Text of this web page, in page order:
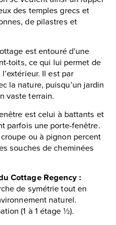
des temples grecs et
de pilastres et
est entouré d’une
toits, ce qui lui permet de
Il est par
la nature, puisqu’un jardin
vaste terrain.
est celui à battants et
parfois une porte-fenêtre.
ou à pignon percent
souches de cheminées
Cottage Regency :
de symétrie tout en
naturel.
(1 à 1 étage ½).